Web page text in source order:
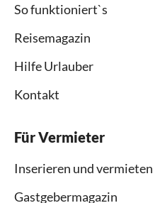
So funktioniert`s
Reisemagazin
Hilfe Urlauber
Kontakt
Für Vermieter
Inserieren und vermieten
Gastgebermagazin